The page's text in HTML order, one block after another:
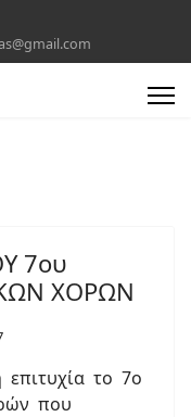
7ου
ΧΟΡΩΝ
το 7ο
που